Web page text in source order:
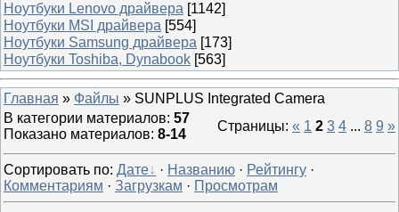
Ноутбуки Lenovo драйвера [1142]
Ноутбуки MSI драйвера [554]
Ноутбуки Samsung драйвера [173]
Ноутбуки Toshiba, Dynabook [563]
Главная » Файлы » SUNPLUS Integrated Camera
В категории материалов: 57
Показано материалов: 8-14
Страницы: « 1 2 3 4 ... 8 9 »
Сортировать по: Дате · Названию · Рейтингу ·
Комментариям · Загрузкам · Просмотрам